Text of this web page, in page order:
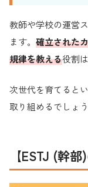
教師や学校の運営
ます。 確立された
規律を教える役割
次世代を育てると
取り組めるでしょう
【ESTJ (幹